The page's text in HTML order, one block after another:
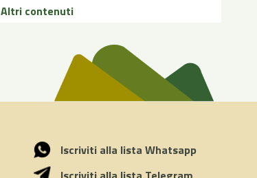
Altri contenuti
Iscriviti alla lista Whatsapp